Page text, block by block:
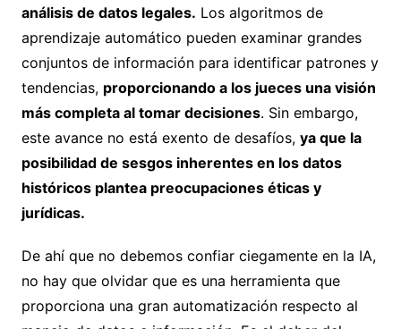
análisis de datos legales. Los algoritmos de
aprendizaje automático pueden examinar grandes
conjuntos de información para identificar patrones y
tendencias, proporcionando a los jueces una visión
más completa al tomar decisiones. Sin embargo,
este avance no está exento de desafíos, ya que la
posibilidad de sesgos inherentes en los datos
históricos plantea preocupaciones éticas y
jurídicas.
De ahí que no debemos confiar ciegamente en la IA,
no hay que olvidar que es una herramienta que
proporciona una gran automatización respecto al